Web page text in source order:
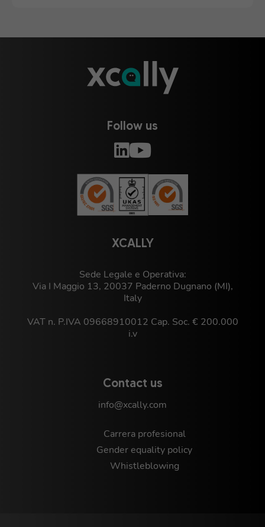
XCALLY
Sede Legale e Operativa:
Via I Maggio 13, 20037 Paderno Dugnano (MI),
Italy
VAT n. P.IVA 09668910012 Cap. Soc. € 200.000
i.v
Contact us
info@xcally.com
Carrera profesional
Gender equality policy
Whistleblowing
Follow us